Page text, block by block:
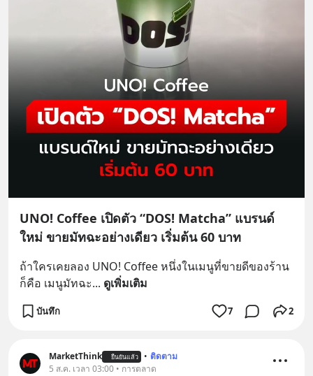
UNO! Coffee เปิดตัว “DOS! Matcha” แบรนด์
ใหม่ ขายมัทฉะอย่างเดียว เริ่มต้น 60 บาท
ถ้าใครเคยลอง UNO! Coffee หนึ่งในเมนูที่ขายดีของร้าน
ก็คือ เมนูมัทฉะ... ดูเพิ่มเติม
บันทึก 7 2
MarketThink ยืนยันแล้ว • ติดตาม
5 ส.ค. เวลา 03:00 • การตลาด